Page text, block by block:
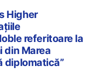
Higher
referitoare la
din Marea
diplomatică”